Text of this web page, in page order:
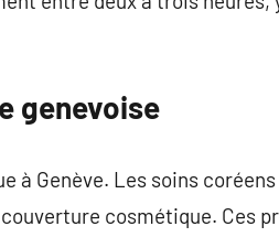
genevoise
à Genève. Les soins
cosmétique. Ces